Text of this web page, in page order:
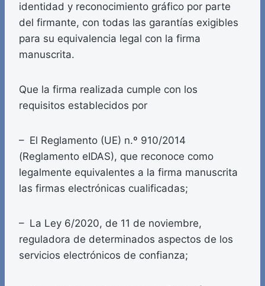
identidad y reconocimiento gráfico por parte
del firmante, con todas las garantías exigibles
para su equivalencia legal con la firma
manuscrita.
Que la firma realizada cumple con los
requisitos establecidos por
– El Reglamento (UE) n.º 910/2014
(Reglamento eIDAS), que reconoce como
legalmente equivalentes a la firma manuscrita
las firmas electrónicas cualificadas;
– La Ley 6/2020, de 11 de noviembre,
reguladora de determinados aspectos de los
servicios electrónicos de confianza;